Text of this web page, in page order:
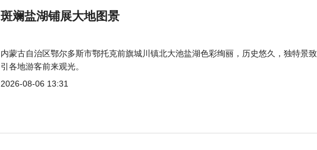
斑斓盐湖铺展大地图景
内蒙古自治区鄂尔多斯市鄂托克前旗城川镇北大池盐湖色彩绚丽，历史悠久，独特景
引各地游客前来观光。
2026-08-06 13:31